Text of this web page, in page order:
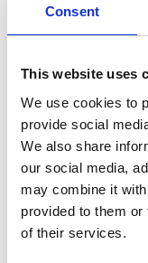
Consent
This website uses
We use cookies to
provide social
We also share
our social media,
may combine it
provided to them
of their services.